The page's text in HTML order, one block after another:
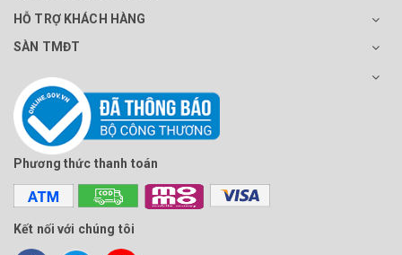
HỖ TRỢ KHÁCH HÀNG
SÀN TMĐT
Phương thức thanh toán
Kết nối với chúng tôi